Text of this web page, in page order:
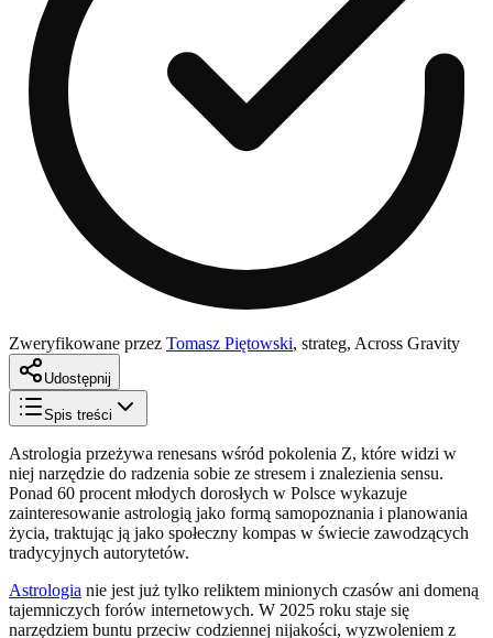
Zweryfikowane przez Tomasz Piętowski, strateg, Across Gravity
Udostępnij
Spis treści
Astrologia przeżywa renesans wśród pokolenia Z, które widzi w
niej narzędzie do radzenia sobie ze stresem i znalezienia sensu.
Ponad 60 procent młodych dorosłych w Polsce wykazuje
zainteresowanie astrologią jako formą samopoznania i planowania
życia, traktując ją jako społeczny kompas w świecie zawodzących
tradycyjnych autorytetów.
Astrologia nie jest już tylko reliktem minionych czasów ani domeną
tajemniczych forów internetowych. W 2025 roku staje się
narzędziem buntu przeciw codziennej nijakości, wyzwoleniem z